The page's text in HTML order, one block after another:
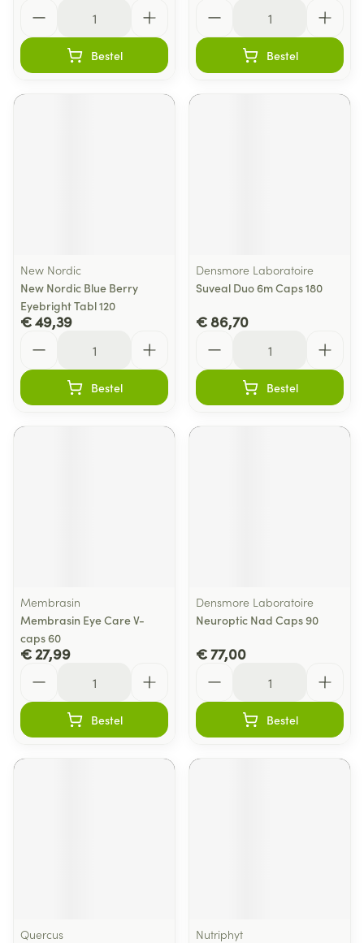
Bestel Bestel
New Nordic
New Nordic Blue Berry
Eyebright Tabl 120
€ 49,39
Bestel
Densmore Laboratoire
Suveal Duo 6m Caps 180
€ 86,70
Bestel
Membrasin
Membrasin Eye Care V-
caps 60
€ 27,99
Bestel
Densmore Laboratoire
Neuroptic Nad Caps 90
€ 77,00
Bestel
Quercus
Nutriphyt